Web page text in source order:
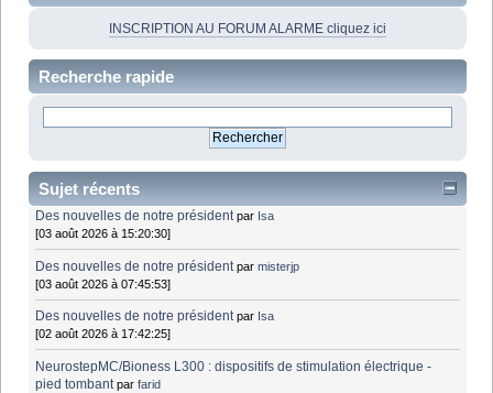
INSCRIPTION AU FORUM ALARME cliquez ici
Recherche rapide
Sujet récents
Des nouvelles de notre président par Isa
[03 août 2026 à 15:20:30]
Des nouvelles de notre président parmisterjp
[03 août 2026 à 07:45:53]
Des nouvelles de notre président par Isa
[02 août 2026 à 17:42:25]
NeurostepMC/Bioness L300 : dispositifs de stimulation électrique -
pied tombant parfarid